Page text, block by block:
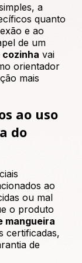
a
quanto
e ao
de um
vai
orientador
mais
ao uso
do
ao
ou mal
o produto
mangueira
certificadas,
de